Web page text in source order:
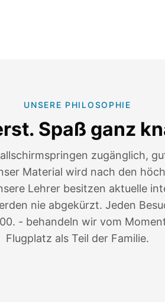
UNSERE PHILOSOPHIE
Spaß ganz
zugänglich,
Material wird nach den
Lehrer besitzen aktuelle
nie abgekürzt. Jeden
- behandeln wir vom
Flugplatz als Teil der Familie.